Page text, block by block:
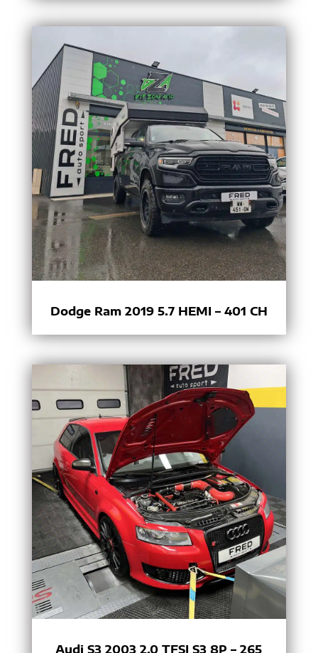
Dodge Ram 2019 5.7 HEMI – 401 CH
Audi S3 2003 2.0 TFSI S3 8P – 265